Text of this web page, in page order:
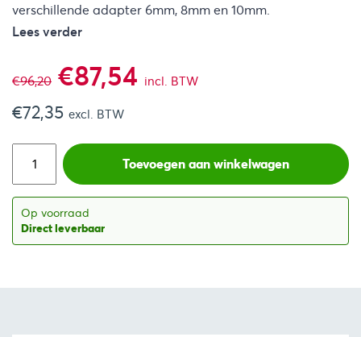
verschillende adapter 6mm, 8mm en 10mm.
Lees verder
€96,20 Oorspronkelijke
prijs
was:
€96,20.
€87,54 Huidige
is:
€87,54.
incl. BTW
€72,35 excl. BTW
Toevoegen aan winkelwagen
Op voorraad
Direct leverbaar